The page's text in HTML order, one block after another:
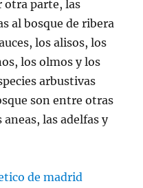
otra parte, las
al bosque de ribera
los alisos, los
los olmos y los
arbustivas
son entre otras
las adelfas y